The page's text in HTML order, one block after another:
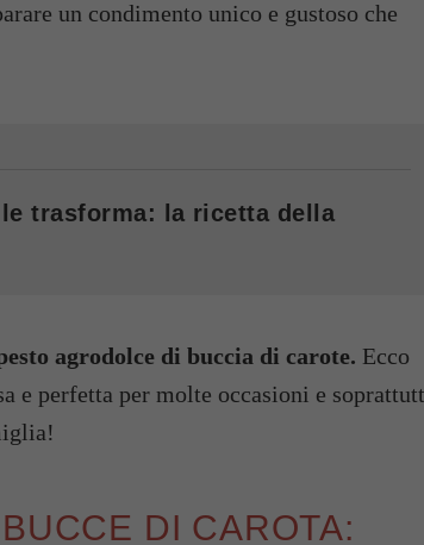
un condimento unico e gustoso che
trasforma: la ricetta della
agrodolce di buccia di carote. Ecco
e perfetta per molte occasioni e
DI CAROTA: